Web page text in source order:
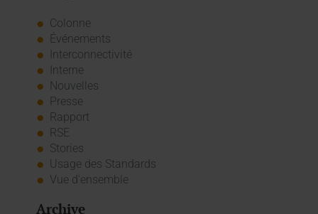
Colonne
Événements
Interconnectivité
Interne
Nouvelles
Presse
Rapport
RSE
Stories
Usage des Standards
Vue d'ensemble
Archive